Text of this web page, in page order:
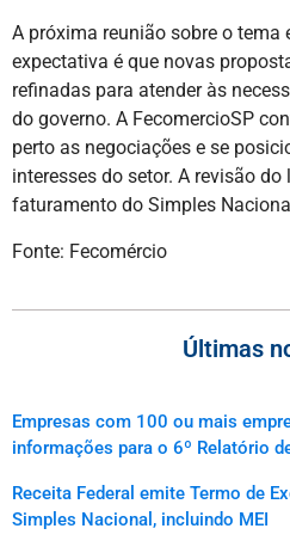
A próxima reunião sobre o tema
expectativa é que novas
refinadas para atender às
do governo. A FecomercioSP
perto as negociações e se
interesses do setor. A revisão
faturamento do Simples
Fonte: Fecomércio
Últimas
Empresas com 100 ou mais
informações para o 6º Relatório
Receita Federal emite Termo de
Simples Nacional, incluindo MEI